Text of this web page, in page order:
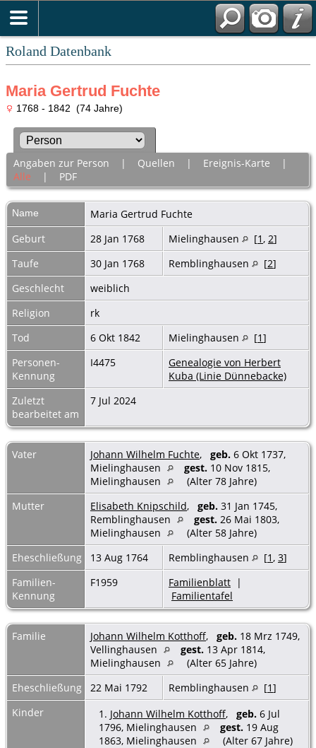
Roland Datenbank
Maria Gertrud Fuchte
1768 - 1842 (74 Jahre)
Angaben zur Person | Quellen | Ereignis-Karte |
Alle | PDF
Name Maria Gertrud Fuchte
Geburt
28 Jan 1768 Mielinghausen [1, 2]
Taufe
30 Jan 1768 Remblinghausen [2]
Geschlecht
weiblich
Religion
rk
Tod
6 Okt 1842 Mielinghausen [1]
Personen-
Kennung
I4475
Genealogie von Herbert
Kuba (Linie Dünnebacke)
Zuletzt
bearbeitet am
7 Jul 2024
Vater Johann Wilhelm Fuchte, geb. 6 Okt 1737,
Mielinghausen
gest. 10 Nov 1815,
Mielinghausen
(Alter 78 Jahre)
Mutter
Elisabeth Knipschild, geb. 31 Jan 1745,
Remblinghausen
gest. 26 Mai 1803,
Mielinghausen
(Alter 58 Jahre)
Eheschließung
13 Aug 1764 Remblinghausen [1, 3]
Familien-
Kennung
F1959 Familienblatt |
Familientafel
Familie Johann Wilhelm Kotthoff, geb. 18 Mrz 1749,
Vellinghausen
gest. 13 Apr 1814,
Mielinghausen
(Alter 65 Jahre)
Eheschließung
22 Mai 1792 Remblinghausen [1]
Kinder
1. Johann Wilhelm Kotthoff, geb. 6 Jul
1796, Mielinghausen
gest. 19 Aug
1863, Mielinghausen
(Alter 67 Jahre)